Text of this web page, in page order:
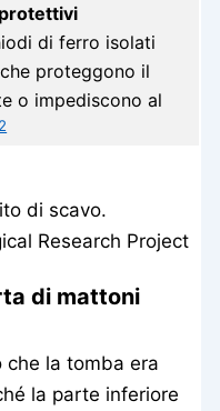
di ferro isolati
proteggono il
o impediscono al
2
di scavo.
Research Project
di mattoni
che la tomba era
la parte inferiore